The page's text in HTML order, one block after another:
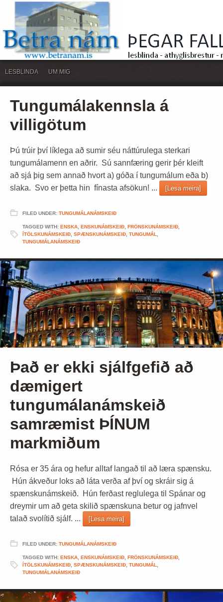
LESBLINDA UM MIG
Tungumálakennsla á
villigötum
Þú trúir því líklega að sumir séu náttúrulega sterkari
tungumálamenn en aðrir. Sú sannfæring gerir þér kleift
að sjá þig sem annað hvort a) góða í tungumálum eða b)
slaka. Svo er þetta hin fínasta afsökun! ...
[Lesa meira]
FILED UNDER: TUNGUMÁLANÁMSKEIÐ
TAGGED WITH: ENSKA ENSKUNÁMSKEIÐ FRÖNSKUNÁMSKEIÐ
ÍTÖLSKUNÁMSKEIÐ SPÆNSKUNÁMSKEIÐ TUNGUMÁL
TUNGUMÁLANÁMSKEIÐ
Það er ekki sjálfgefið að
dæmigert
tungumálanámskeið
samræmist ÞÍNUM
markmiðum
Rósa er 35 ára og hefur alltaf langað til að læra spænsku.
Hún ákveður loks að láta verða af því og skráir sig á
spænskunámskeið. Hún ferðast reglulega til Spánar og
dreymir um að geta skilið spænskuna betur og jafnvel
talað svolítið sjálf. ...
[Lesa meira]
FILED UNDER: TUNGUMÁLANÁMSKEIÐ
TAGGED WITH: ENSKA, ENSKUNÁMSKEIÐ, FRÖNSKUNÁMSKEIÐ,
ÍTÖLSKUNÁMSKEIÐ, SPÆNSKUNÁMSKEIÐ, TUNGUMÁL,
TUNGUMÁLANÁMSKEIÐ